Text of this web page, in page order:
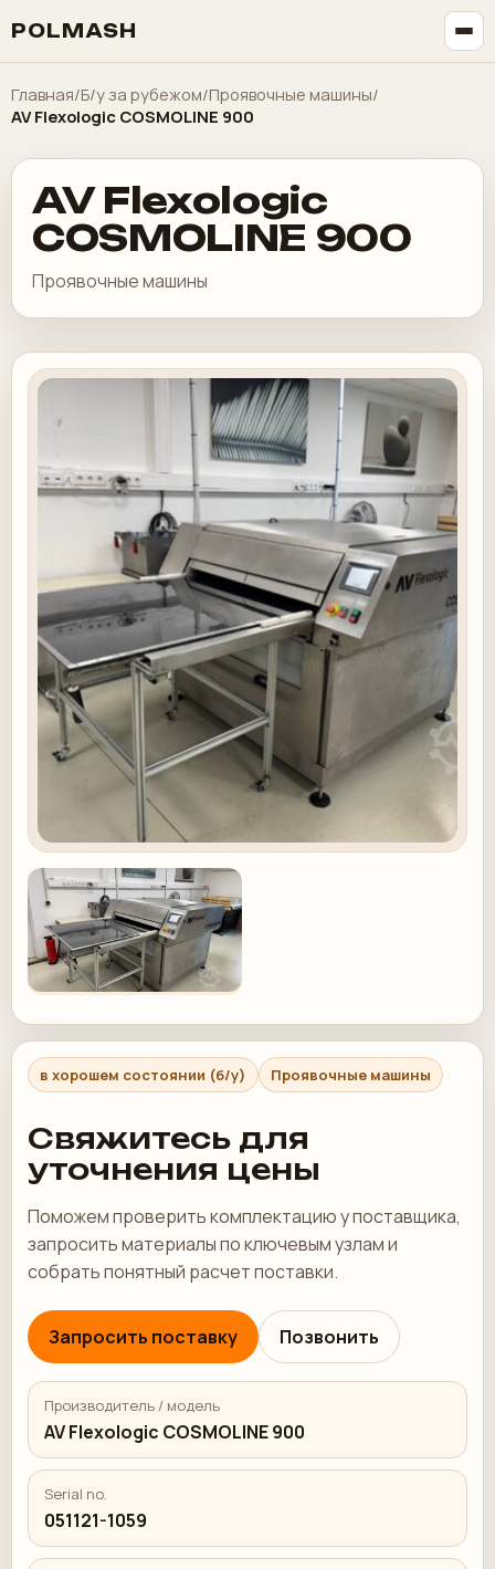
POLMASH
Главная/Б/у за рубежом/Проявочные машины/
AV Flexologic COSMOLINE 900
AV Flexologic
COSMOLINE 900
Проявочные машины
в хорошем состоянии (б/у) Проявочные машины
Свяжитесь для
уточнения цены
Поможем проверить комплектацию у поставщика,
запросить материалы по ключевым узлам и
собрать понятный расчет поставки.
Запросить поставку Позвонить
Производитель / модель
AV Flexologic COSMOLINE 900
Serial no.
051121-1059